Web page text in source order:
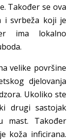
Također se ova
i svrbeža koji je
ima lokalno
velike površine
djelovanja
Ukoliko ste
drugi sastojak
mast. Također
koža inficirana.